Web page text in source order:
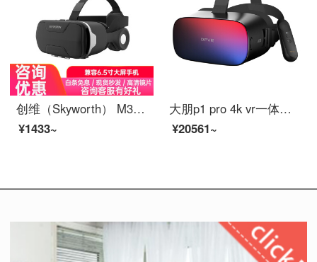
创维（Skyworth） M3 VR眼镜盒 虚拟现实 3D头盔 支持多款手机 私密观影 头戴式影院 M3 VR眼镜盒
¥1433~
大朋p1 pro 4k vr一体机天翼云VR版
¥20561~